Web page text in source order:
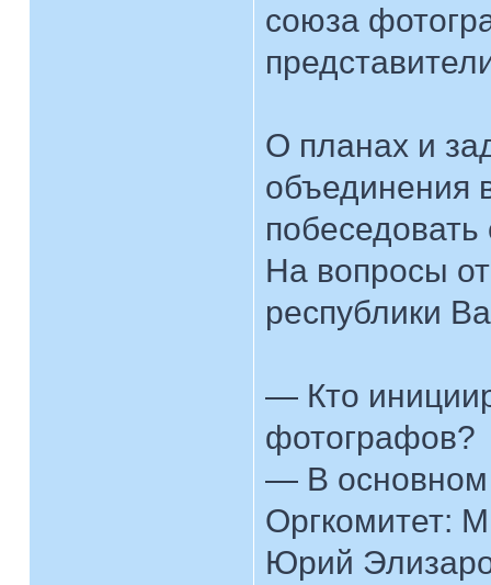
союза
О планах и
объединения
На вопросы
республики
— Кто
фотографов?
— В основном
Оргкомитет:
Юрий